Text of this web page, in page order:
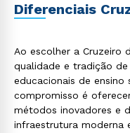
Diferenciais
Ao escolher a Cruzeiro
qualidade e tradição
educacionais de ensino
compromisso é
métodos inovadores e
infraestrutura moderna